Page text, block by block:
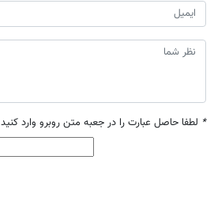
* لطفا حاصل عبارت را در جعبه متن روبرو وارد کنید